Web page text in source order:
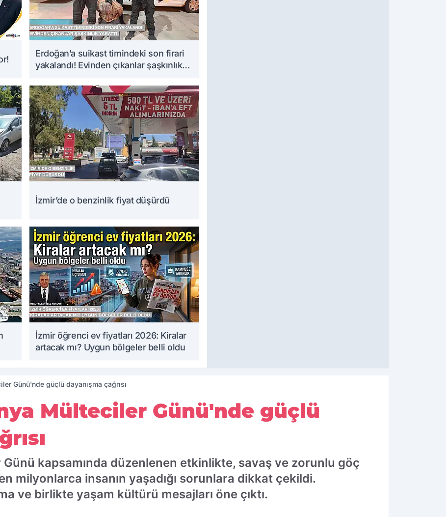
Erdoğan’a suikast timindeki son firari
yakalandı! Evinden çıkanlar şaşkınlık
İzmir’de o benzinlik fiyat düşürdü
İzmir öğrenci ev fiyatları 2026: Kiralar
artacak mı? Uygun bölgeler belli oldu
Günü'nde güçlü dayanışma çağrısı
Mülteciler Günü'nde güçlü
kapsamında düzenlenen etkinlikte, savaş ve zorunlu göç
milyonlarca insanın yaşadığı sorunlara dikkat çekildi.
ve birlikte yaşam kültürü mesajları öne çıktı.